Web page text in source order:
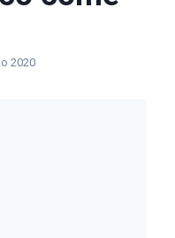
2020